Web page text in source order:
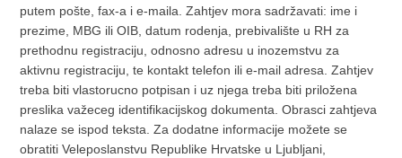
putem pošte, fax-a i e-maila. Zahtjev mora sadržavati: ime i
prezime, MBG ili OIB, datum rodenja, prebivalište u RH za
prethodnu registraciju, odnosno adresu u inozemstvu za
aktivnu registraciju, te kontakt telefon ili e-mail adresa. Zahtjev
treba biti vlastorucno potpisan i uz njega treba biti priložena
preslika važeceg identifikacijskog dokumenta. Obrasci zahtjeva
nalaze se ispod teksta. Za dodatne informacije možete se
obratiti Veleposlanstvu Republike Hrvatske u Ljubljani,